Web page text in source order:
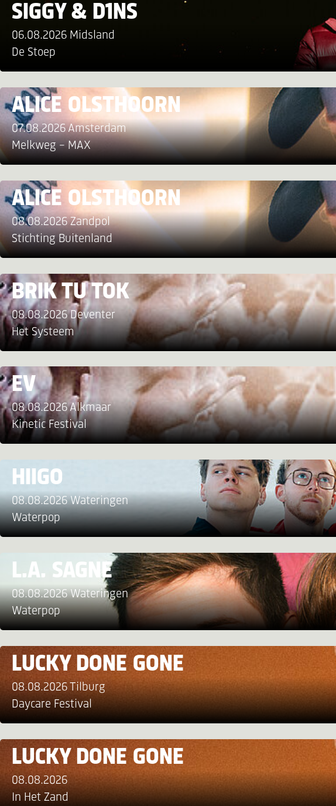
SIGGY & D1NS
06.08.2026 Midsland
De Stoep
ALICE OLSTHOORN
07.08.2026 Amsterdam
Melkweg - MAX
ALICE OLSTHOORN
08.08.2026 Zandpol
Stichting Buitenland
BRIK TU TOK
08.08.2026 Deventer
Het Systeem
EV
08.08.2026 Alkmaar
Kinetic Festival
HIIGO
08.08.2026 Wateringen
Waterpop
L.A. SAGNE
08.08.2026 Wateringen
Waterpop
LUCKY DONE GONE
08.08.2026 Tilburg
Daycare Festival
LUCKY DONE GONE
08.08.2026
In Het Zand